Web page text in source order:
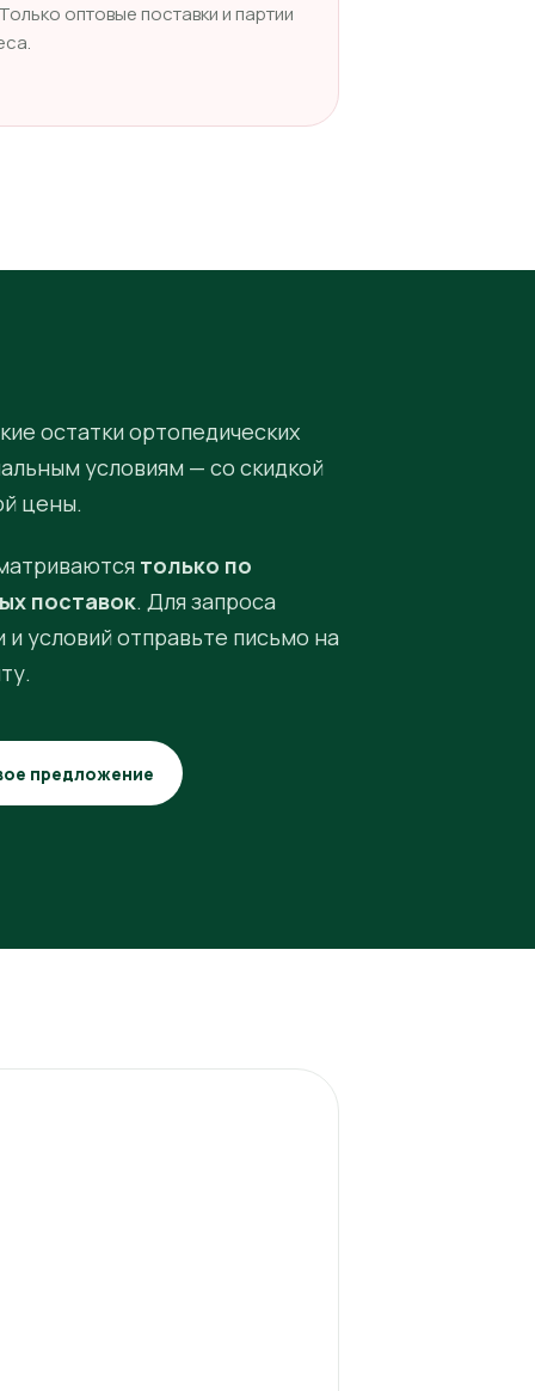
оптовые поставки и партии
остатки ортопедических
условиям — со скидкой
цены.
только по
поставок. Для запроса
и условий отправьте письмо на
предложение